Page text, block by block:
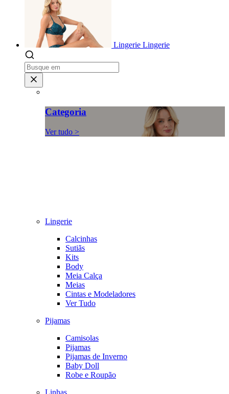
Lingerie Lingerie
Categoria
Ver tudo >
Lingerie
Calcinhas
Sutiãs
Kits
Body
Meia Calça
Meias
Cintas e Modeladores
Ver Tudo
Pijamas
Camisolas
Pijamas
Pijamas de Inverno
Baby Doll
Robe e Roupão
Linhas